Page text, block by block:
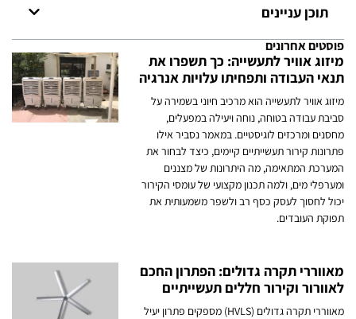
תוכן עניינים
פוסטים אחרונים
מיזוג אוויר לתעשייה: כך תשפרו את
תנאי העבודה ותפחיתו עלויות אנרגיה
מיזוג אוויר לתעשייה הוא מרכיב חיוני בשמירה על
סביבת עבודה בטוחה, נוחה ויעילה במפעלים,
מחסנים ומרכזים לוגיסטיים. במאמר נסביר אילו
פתרונות קירור תעשייתיים קיימים, כיצד לבחור את
המערכת המתאימה, מה היתרונות של מצננים
ומערפלי מים, ולמה תכנון מקצועי של עומסי הקירור
יכול לחסוך לעסק כסף רב ולשפר משמעותית את
תפוקת העובדים.
מאווררי תקרה גדולים: הפתרון החכם
לאוורור וקירור חללים תעשייתיים
מאווררי תקרה גדולים (HVLS) מספקים פתרון יעיל